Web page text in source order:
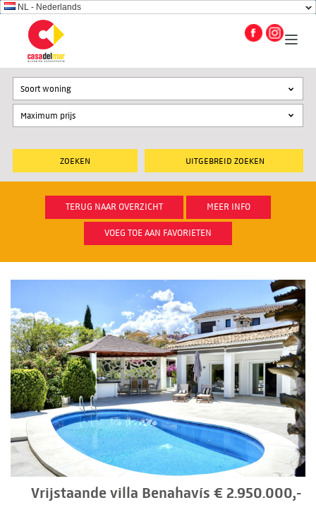
NL - Nederlands
UITGEBREID ZOEKEN
Soort woning
TERUG NAAR OVERZICHT MEER INFO
VOEG TOE AAN FAVORIETEN
Vrijstaande villa Benahavís € 2.950.000,-